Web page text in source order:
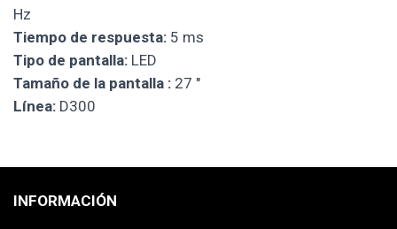
Hz
Tiempo de respuesta: 5 ms
Tipo de pantalla: LED
Tamaño de la pantalla : 27 "
Línea: D300
INFORMACIÓN